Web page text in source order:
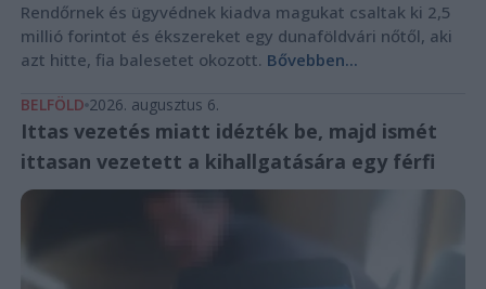
Rendőrnek és ügyvédnek kiadva magukat csaltak ki 2,5
millió forintot és ékszereket egy dunaföldvári nőtől, aki
azt hitte, fia balesetet okozott. Bővebben...
BELFÖLD 2026. augusztus 6.
Ittas vezetés miatt idézték be, majd ismét
ittasan vezetett a kihallgatására egy férfi